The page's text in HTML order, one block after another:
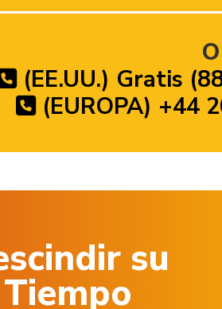
(EE.UU.) Gratis
(EUROPA) +44
su